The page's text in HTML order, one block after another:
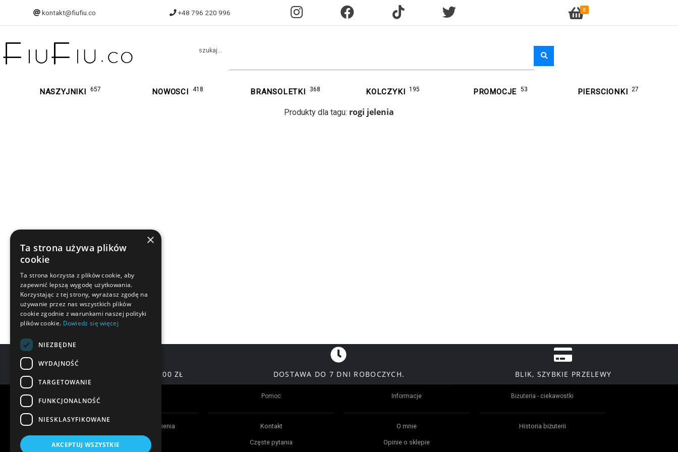
kontakt@fiufiu.co +48 796 220 996 0
szukaj...
NASZYJNIKI 657 NOWOSCI 418 BRANSOLETKI 368 KOLCZYKI 195 PROMOCJE 53 PIERSCIONKI 27
Produkty dla tagu: rogi jelenia
DARMOWA DOSTAWA OD 200,00 ZŁ DOSTAWA DO 7 DNI ROBOCZYCH. BLIK, SZYBKIE PRZELEWY
Czas realizacji zamówienia
Formy płatności
Pomoc
Kontakt
Częste pytania
Informacje
O mnie
Opinie o sklepie
Biżuteria - ciekawostki
Historia biżuterii
×
Ta strona używa plików
cookie
Ta strona korzysta z plików cookie, aby
zapewnić lepszą wygodę użytkowania.
Korzystając z tej strony, wyrażasz zgodę na
używanie przez nas wszystkich plików
cookie zgodnie z warunkami naszej polityki
plików cookie. Dowiedz się więcej
NIEZBĘDNE
WYDAJNOŚĆ
TARGETOWANIE
FUNKCJONALNOŚĆ
NIESKLASYFIKOWANE
AKCEPTUJ WSZYSTKIE